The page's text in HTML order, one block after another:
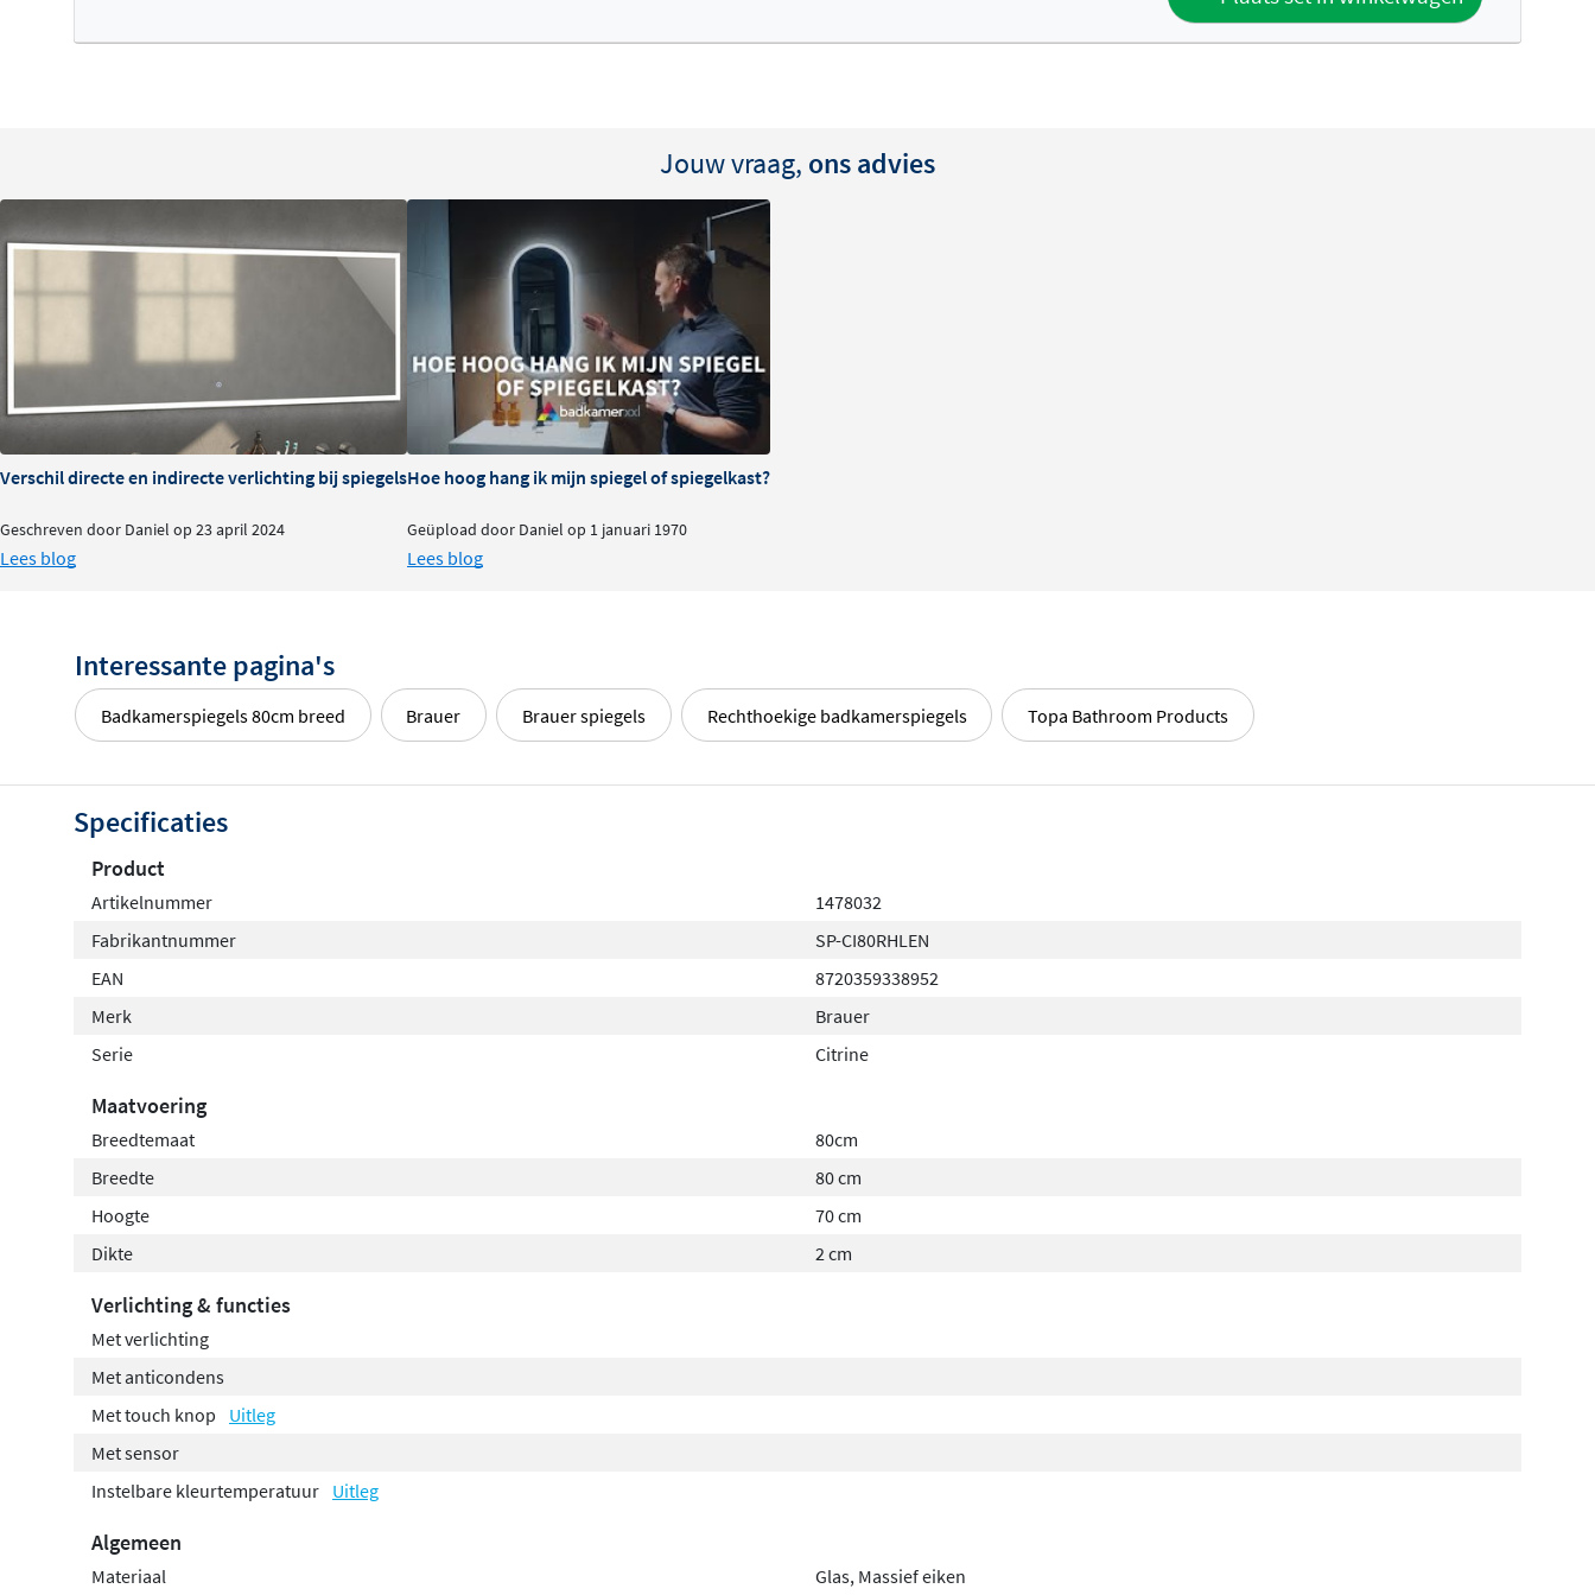
Jouw vraag, ons advies
Verschil directe en indirecte verlichting bij spiegels
Geschreven door Daniel op 23 april 2024
Lees blog
Hoe hoog hang ik mijn spiegel of spiegelkast?
Geüpload door Daniel op 1 januari 1970
Lees blog
Interessante pagina's
Badkamerspiegels 80cm breed Brauer Brauer spiegels Rechthoekige badkamerspiegels Topa Bathroom Products
Specificaties
Product
Artikelnummer
1478032
Fabrikantnummer
SP-CI80RHLEN
EAN
8720359338952
Merk
Brauer
Serie
Citrine
Maatvoering
Breedtemaat
80cm
Breedte
80 cm
Hoogte
70 cm
Dikte
2 cm
Verlichting & functies
Met verlichting
Met anticondens
Met touch knop
Uitleg
Met sensor
Instelbare kleurtemperatuur Uitleg
Algemeen
Materiaal Glas, Massief eiken